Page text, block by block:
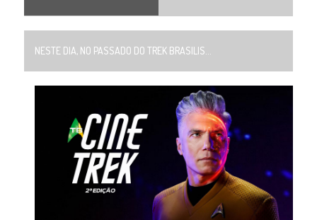
NESTE DIA, NO PASSADO DO TREK BRASILIS...